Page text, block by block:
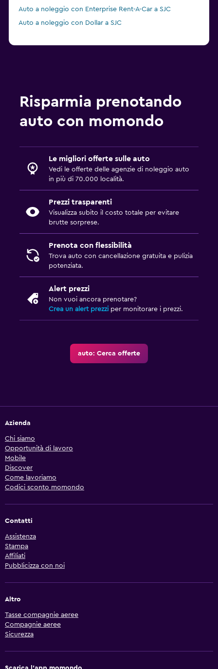
Auto a noleggio con Enterprise Rent-A-Car a SJC
Auto a noleggio con Dollar a SJC
Risparmia prenotando
auto con momondo
Le migliori offerte sulle auto
Vedi le offerte delle agenzie di noleggio auto
in più di 70.000 località.
Prezzi trasparenti
Visualizza subito il costo totale per evitare
brutte sorprese.
Prenota con flessibilità
Trova auto con cancellazione gratuita e pulizia
potenziata.
Alert prezzi
Non vuoi ancora prenotare?
Crea un alert prezzi per monitorare i prezzi.
auto: Cerca offerte
Azienda
Chi siamo
Opportunità di lavoro
Mobile
Discover
Come lavoriamo
Codici sconto momondo
Contatti
Assistenza
Stampa
Affiliati
Pubblicizza con noi
Altro
Tasse compagnie aeree
Compagnie aeree
Sicurezza